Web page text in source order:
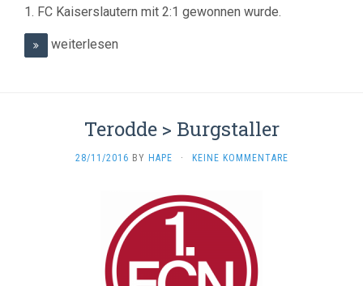
1. FC Kaiserslautern mit 2:1 gewonnen wurde.
weiterlesen
Terodde > Burgstaller
28/11/2016 BY HAPE · KEINE KOMMENTARE